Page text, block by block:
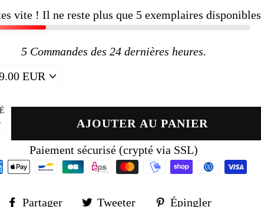
vite ! Il ne reste plus que 5 exemplaires disponibles
5Commandes des 24 dernières heures.
AJOUTER AU PANIER
Paiement sécurisé (crypté via SSL)
Partager
PartagerTweeter
TweeterÉpingler